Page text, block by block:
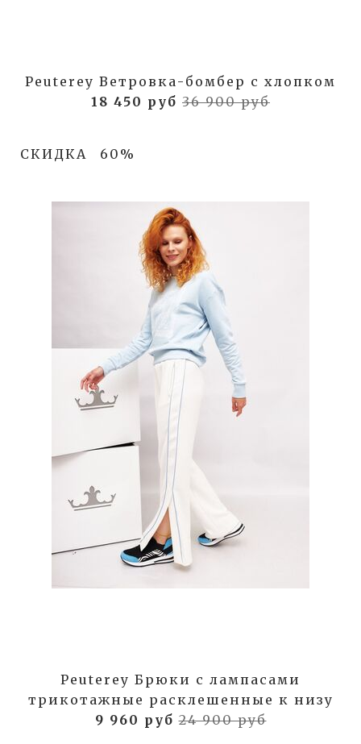
Peuterey Ветровка-бомбер с хлопком
18 450 руб 36 900 руб
СКИДКА 60%
Peuterey Брюки с лампасами
трикотажные расклешенные к низу
9 960 руб24 900 руб